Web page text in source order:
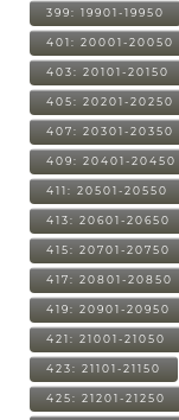
399: 19901-19950
401: 20001-20050
403: 20101-20150
405: 20201-20250
407: 20301-20350
409: 20401-20450
411: 20501-20550
413: 20601-20650
415: 20701-20750
417: 20801-20850
419: 20901-20950
421: 21001-21050
423: 21101-21150
425: 21201-21250